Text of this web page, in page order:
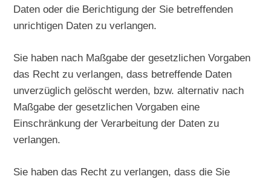
Daten oder die Berichtigung der Sie betreffenden
unrichtigen Daten zu verlangen.
Sie haben nach Maßgabe der gesetzlichen Vorgaben
das Recht zu verlangen, dass betreffende Daten
unverzüglich gelöscht werden, bzw. alternativ nach
Maßgabe der gesetzlichen Vorgaben eine
Einschränkung der Verarbeitung der Daten zu
verlangen.
Sie haben das Recht zu verlangen, dass die Sie